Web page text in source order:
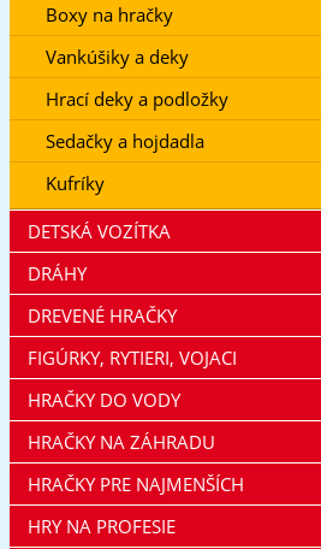
Boxy na hračky
Vankúšiky a deky
Hrací deky a podložky
Sedačky a hojdadla
Kufríky
DETSKÁ VOZÍTKA
DRÁHY
DREVENÉ HRAČKY
FIGÚRKY, RYTIERI, VOJACI
HRAČKY DO VODY
HRAČKY NA ZÁHRADU
HRAČKY PRE NAJMENŠÍCH
HRY NA PROFESIE